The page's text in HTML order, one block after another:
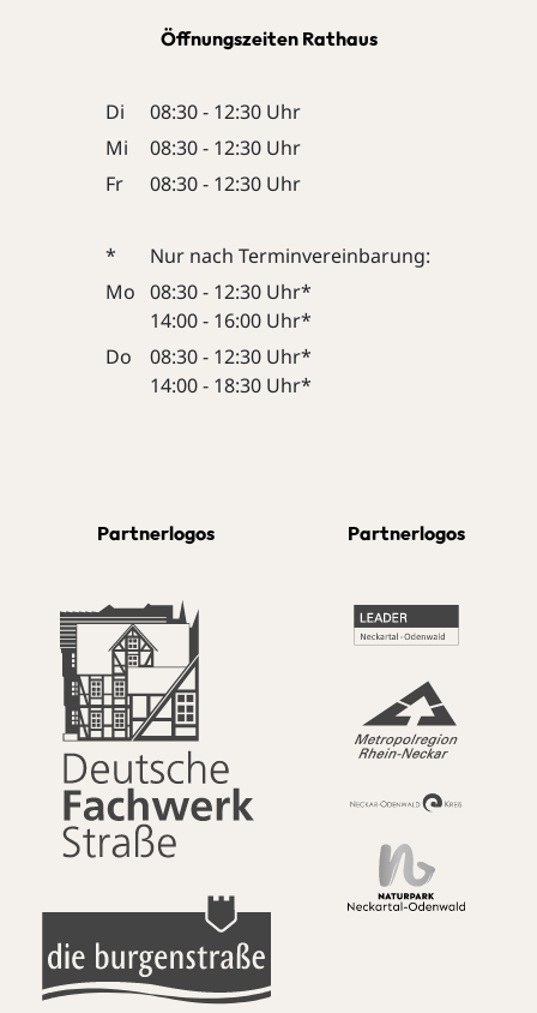
Öffnungszeiten Rathaus
Di
08:30 - 12:30 Uhr
Mi
08:30 - 12:30 Uhr
Fr
08:30 - 12:30 Uhr
*
Nur nach Terminvereinbarung:
Mo 08:30 - 12:30 Uhr*
14:00 - 16:00 Uhr*
Do
08:30 - 12:30 Uhr*
14:00 - 18:30 Uhr*
Partnerlogos Partnerlogos